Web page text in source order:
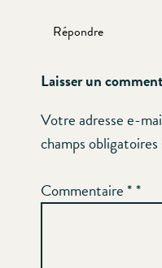
Répondre
Laisser un
Votre adresse e-
champs
Commentaire*